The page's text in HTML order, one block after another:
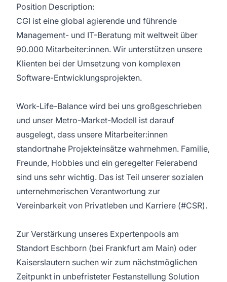
Position Description:
CGI ist eine global agierende und führende
Management- und IT-Beratung mit weltweit über
90.000 Mitarbeiter:innen. Wir unterstützen unsere
Klienten bei der Umsetzung von komplexen
Software-Entwicklungsprojekten.
Work-Life-Balance wird bei uns großgeschrieben
und unser Metro-Market-Modell ist darauf
ausgelegt, dass unsere Mitarbeiter:innen
standortnahe Projekteinsätze wahrnehmen. Familie,
Freunde, Hobbies und ein geregelter Feierabend
sind uns sehr wichtig. Das ist Teil unserer sozialen
unternehmerischen Verantwortung zur
Vereinbarkeit von Privatleben und Karriere (#CSR).
Zur Verstärkung unseres Expertenpools am
Standort Eschborn (bei Frankfurt am Main) oder
Kaiserslautern suchen wir zum nächstmöglichen
Zeitpunkt in unbefristeter Festanstellung Solution